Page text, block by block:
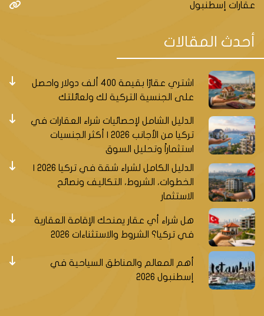
عقارات إسطنبول
أحدث المقالات
اشتري عقارًا بقيمة 400 ألف دولار واحصل
على الجنسية التركية لك ولعائلتك
الدليل الشامل لإحصائيات شراء العقارات في
تركيا من الأجانب 2026 | أكثر الجنسيات
استثماراً وتحليل السوق
الخطوات، الشروط، التكاليف ونصائح
الاستثمار
هل شراء أي عقار يمنحك الإقامة العقارية
في تركيا؟ الشروط والاستثناءات 2026
أهم المعالم والمناطق السياحية في
إسطنبول 2026